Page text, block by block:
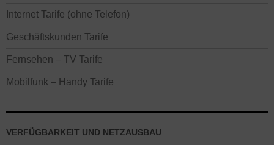
Internet Tarife (ohne Telefon)
Geschäftskunden Tarife
Fernsehen – TV Tarife
Mobilfunk – Handy Tarife
VERFÜGBARKEIT UND NETZAUSBAU